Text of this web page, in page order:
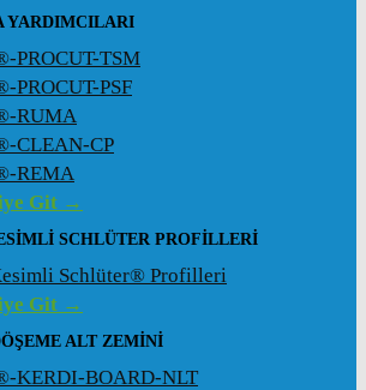
YARDIMCILARI
PROCUT-TSM
PROCUT-PSF
RUMA
CLEAN-CP
REMA
Git →
SCHLÜTER PROFILLERI
Schlüter® Profilleri
Git →
ALT ZEMINI
KERDI-BOARD-NLT